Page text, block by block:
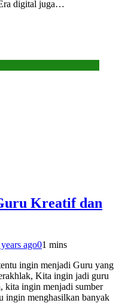
digital juga…
Kreatif dan
ago01 mins
ingin menjadi Guru yang
Kita ingin jadi guru
kita ingin menjadi sumber
ingin menghasilkan banyak